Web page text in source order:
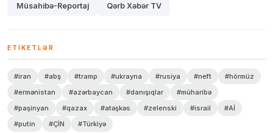
Müsahibə-Reportaj Qərb Xəbər TV
ETIKETLƏR
#iran #abş #tramp #ukrayna #rusiya #neft
#hörmüz
#ermənistan
#azərbaycan #danışıqlar
#müharibə
#paşinyan
#qazax #atəşkəs #zelenski #israil
#Aİ
#putin
#ÇİN #Türkiyə